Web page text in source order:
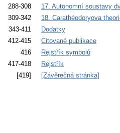
288-308
17. Autonomní soustavy
309-342
18. Carathéodoryova
343-411
Dodatky
412-415
Citované publikace
416
Rejstřík symbolů
417-418
Rejstřík
[419]
[Závěrečná stránka]